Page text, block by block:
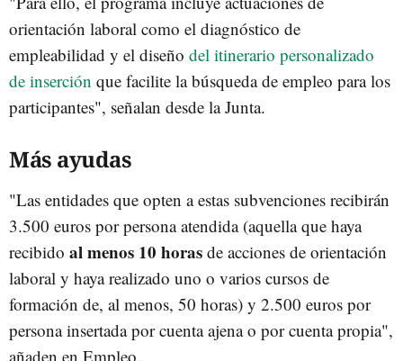
orientación laboral como el diagnóstico de
empleabilidad y el diseño del itinerario personalizado
de inserción que facilite la búsqueda de empleo para los
participantes", señalan desde la Junta.
Más ayudas
"Las entidades que opten a estas subvenciones recibirán
3.500 euros por persona atendida (aquella que haya
recibido al menos 10 horas de acciones de orientación
laboral y haya realizado uno o varios cursos de
formación de, al menos, 50 horas) y 2.500 euros por
persona insertada por cuenta ajena o por cuenta propia",
añaden en Empleo.